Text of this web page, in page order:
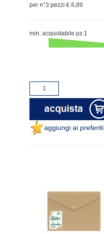
per n°3 pezzi €.6,89
min. acquistabile pz.1
aggiungi ai preferiti